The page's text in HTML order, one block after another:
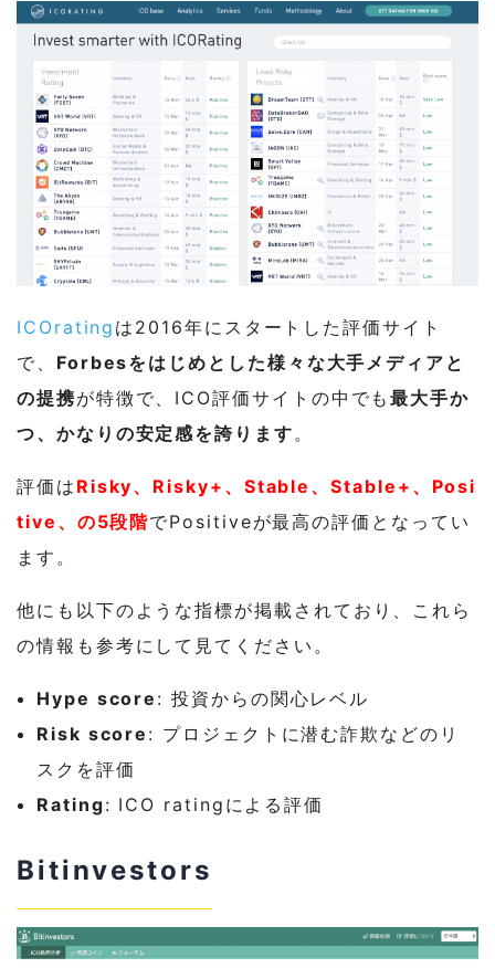
ICOrating は2016年にスタートした評価サイト
で、 Forbesをはじめとした様々な大手メディアと
の提携が特徴で、ICO評価サイトの中でも最大手か
つ、かなりの安定感を誇ります。
評価は Risky、Risky+、Stable、Stable+、Posi
tive、の5段階でPositiveが最高の評価となってい
ます。
他にも以下のような指標が掲載されており、これら
の情報も参考にして見てください。
Hype score : 投資からの関心レベル
Risk score : プロジェクトに潜む詐欺などのリ
スクを評価
Rating: ICO ratingによる評価
Bitinvestors